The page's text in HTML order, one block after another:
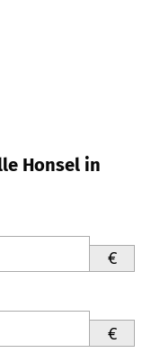
Honsel in
€
€